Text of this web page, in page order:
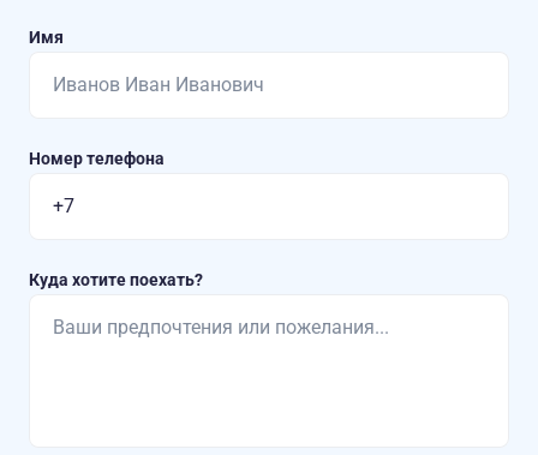
Имя
Номер телефона
Куда хотите поехать?